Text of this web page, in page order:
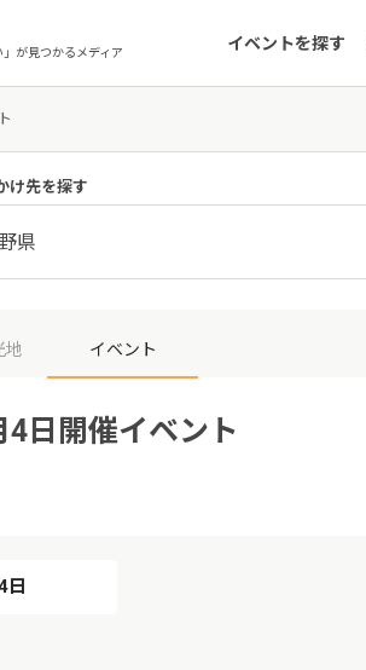
」が見つかるメディア イベントを探す
け先を探す
県
地 イベント
日開催イベント
日